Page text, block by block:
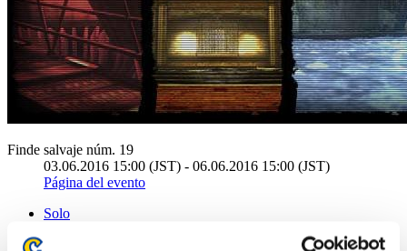
Finde salvaje núm. 19
03.06.2016 15:00 (JST) - 06.06.2016 15:00 (JST)
Página del evento
Solo